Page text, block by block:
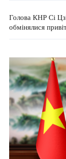
Голова КНР Сі
обмінялися